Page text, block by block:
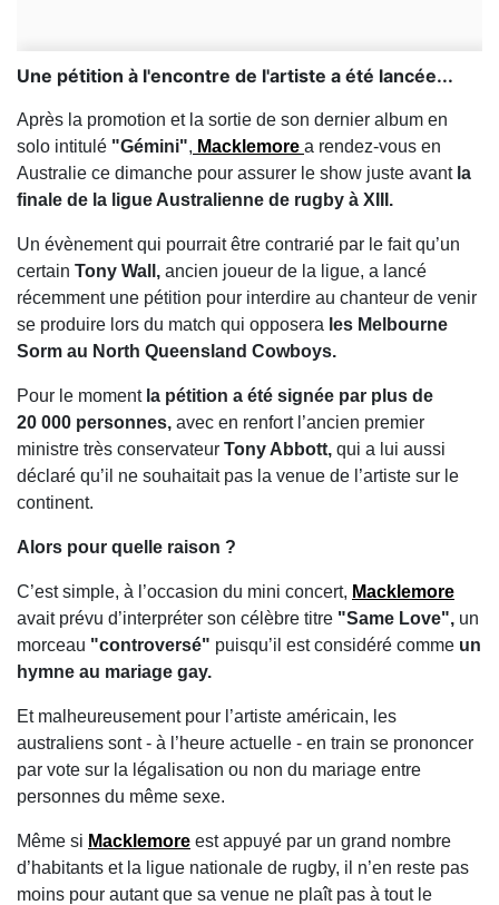
Une pétition à l'encontre de l'artiste a été lancée...
Après la promotion et la sortie de son dernier album en
solo intitulé "Gémini", Macklemore a rendez-vous en
Australie ce dimanche pour assurer le show juste avantla
finale de la ligue Australienne de rugby à XIII.
Un évènement qui pourrait être contrarié par le fait qu’un
certain Tony Wall, ancien joueur de la ligue, a lancé
récemment une pétition pour interdire au chanteur de venir
se produire lors du match qui opposera les Melbourne
Sorm au North Queensland Cowboys.
Pour le momentla pétition a été signée par plus de
20 000 personnes, avec en renfort l’ancien premier
ministre très conservateur Tony Abbott, qui a lui aussi
déclaré qu’il ne souhaitait pas la venue de l’artiste sur le
continent.
Alors pour quelle raison ?
C’est simple, à l’occasion du mini concert, Macklemore
avait prévu d’interpréter son célèbre titre "Same Love", un
morceau "controversé" puisqu’il est considéré comme un
hymne au mariage gay.
Et malheureusement pour l’artiste américain, les
australiens sont - à l’heure actuelle - en train se prononcer
par vote sur la légalisation ou non du mariage entre
personnes du même sexe.
Même si Macklemore est appuyé par un grand nombre
d’habitants et la ligue nationale de rugby, il n’en reste pas
moins pour autant que sa venue ne plaît pas à tout le